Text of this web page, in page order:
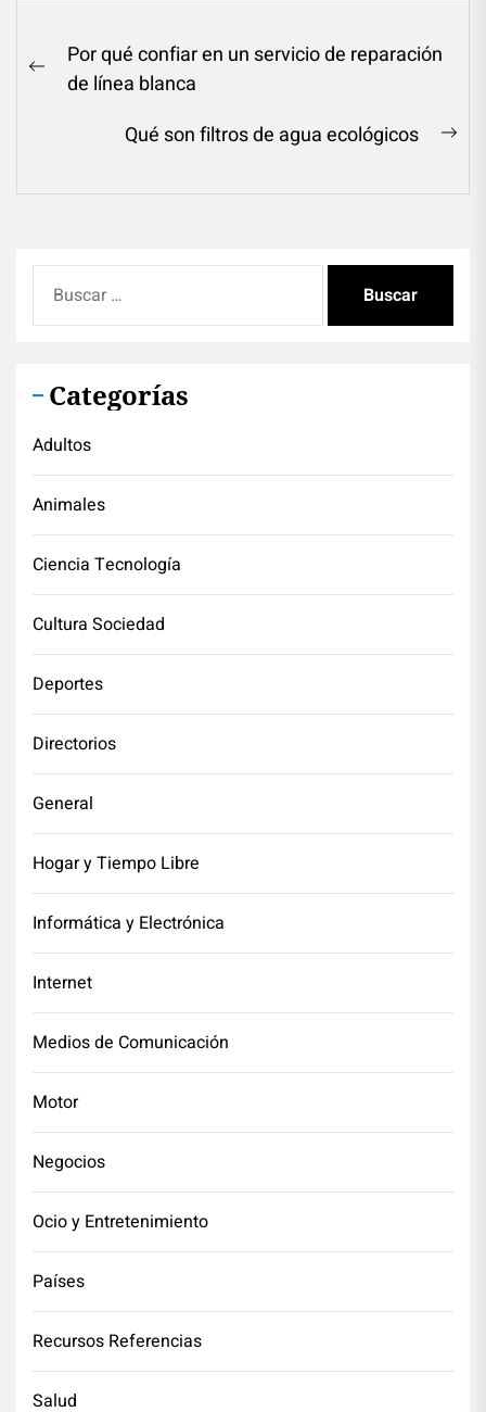
Navegación
dePrevious
Por qué confiar en un servicio de reparación
de línea blanca
Qué son filtros de agua ecológicos
Categorías
Adultos
Animales
Ciencia Tecnología
Cultura Sociedad
Deportes
Directorios
General
Hogar y Tiempo Libre
Informática y Electrónica
Internet
Medios de Comunicación
Motor
Negocios
Ocio y Entretenimiento
Países
Recursos Referencias
Salud